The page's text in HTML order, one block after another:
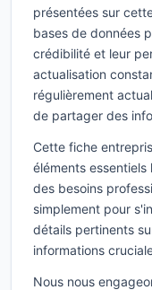
présentées sur
bases de données
crédibilité et leur
actualisation
régulièrement
de partager des
Cette fiche
éléments essentiels
des besoins
simplement pour
détails pertinents
informations
Nous nous